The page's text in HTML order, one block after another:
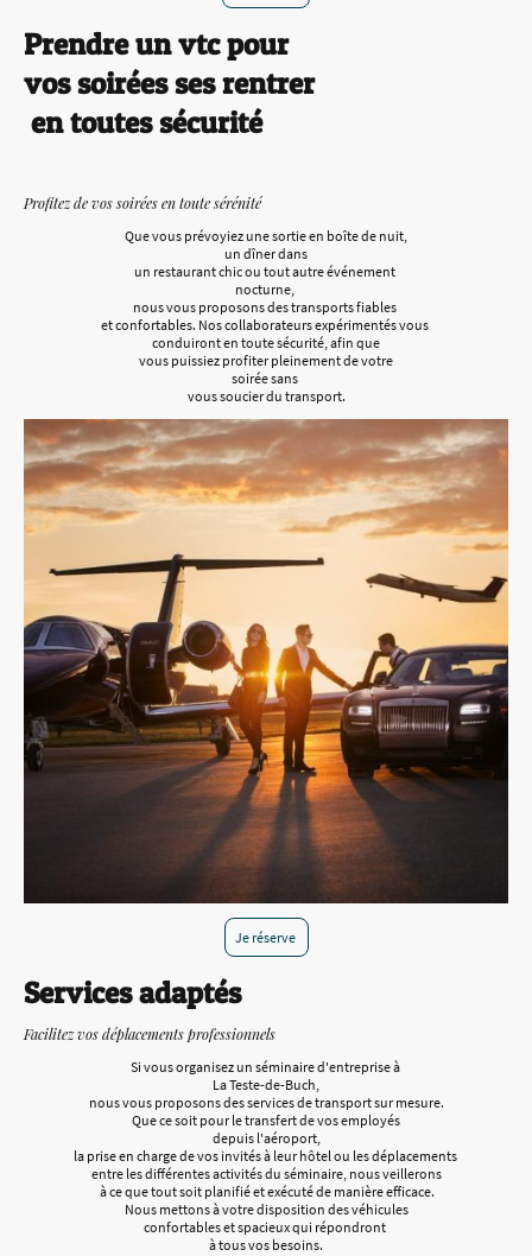
Prendre un vtc pour
vos soirées ses rentrer
en toutes sécurité
Profitez de vos soirées en toute sérénité
Que vous prévoyiez une sortie en boîte de nuit,
un dîner dans
un restaurant chic ou tout autre événement
nocturne,
nous vous proposons des transports fiables
et confortables. Nos collaborateurs expérimentés vous
conduiront en toute sécurité, afin que
vous puissiez profiter pleinement de votre
soirée sans
vous soucier du transport.
Je réserve
Services adaptés
Facilitez vos déplacements professionnels
Si vous organisez un séminaire d'entreprise à
La Teste-de-Buch,
nous vous proposons des services de transport sur mesure.
Que ce soit pour le transfert de vos employés
depuis l'aéroport,
la prise en charge de vos invités à leur hôtel ou les déplacements
entre les différentes activités du séminaire, nous veillerons
à ce que tout soit planifié et exécuté de manière efficace.
Nous mettons à votre disposition des véhicules
confortables et spacieux qui répondront
à tous vos besoins.